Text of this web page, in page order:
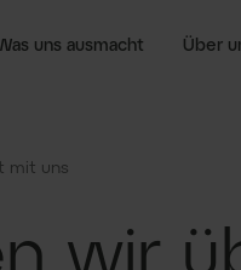
uns ausmacht Über
mit uns
wir